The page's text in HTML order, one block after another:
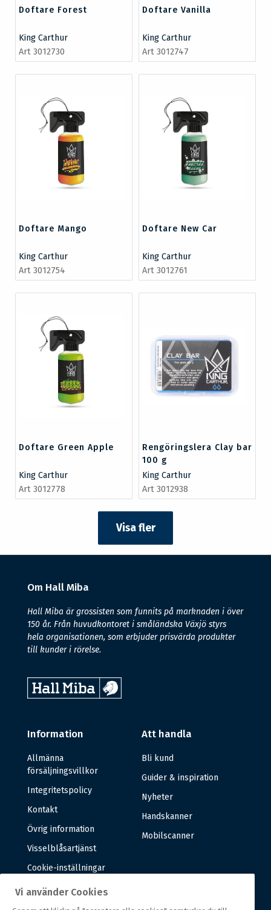
Doftare Forest
King Carthur
Art 3012730
Doftare Vanilla
King Carthur
Art 3012747
Doftare Mango
King Carthur
Art 3012754
Doftare New Car
King Carthur
Art 3012761
Doftare Green Apple
King Carthur
Art 3012778
Rengöringslera Clay bar
100 g
King Carthur
Art 3012938
Visa fler
Om Hall Miba
Hall Miba är grossisten som funnits på marknaden i över
150 år. Från huvudkontoret i småländska Växjö styrs
hela organisationen, som erbjuder prisvärda produkter
till kunder i rörelse.
Information
Allmänna
försäljningsvillkor
Integritetspolicy
Kontakt
Övrig information
Visselblåsartjänst
Cookie-inställningar
Att handla
Bli kund
Guider & inspiration
Nyheter
Handskanner
Mobilscanner
Vi använder Cookies